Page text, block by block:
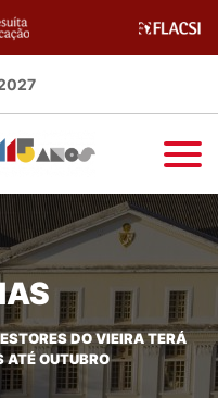
DO VIEIRA TERÁ
ATÉ OUTUBRO